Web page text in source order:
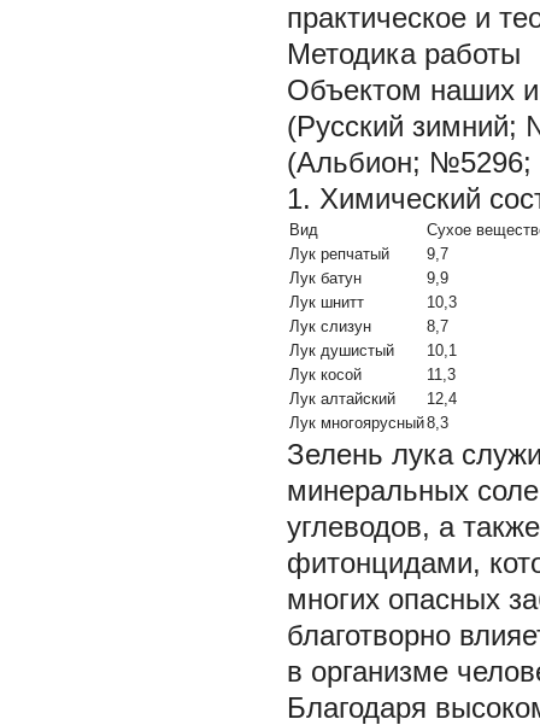
практическое и
Методика работы
Объектом наших
(Русский зимний;
(Альбион; №5296;
1. Химический
Вид
Сухое
Лук репчатый
9,7
Лук батун
9,9
Лук шнитт
10,3
Лук слизун
8,7
Лук душистый
10,1
Лук косой
11,3
Лук алтайский
12,4
Лук многоярусный8,3
Зелень лука
минеральных
углеводов, а
фитонцидами,
многих опасных
благотворно
в организме
Благодаря